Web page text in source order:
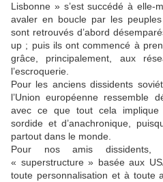
Lisbonne » s’est succédé à elle-
avaler en boucle par les
sont retrouvés d’abord
up ; puis ils ont commencé à
grâce, principalement, aux
l’escroquerie.
Pour les anciens dissidents
l’Union européenne ressemble
avec ce que tout cela implique
sordide et d’anachronique,
partout dans le monde.
Pour nos amis dissidents,
« superstructure » basée aux
toute personnalisation et à toute